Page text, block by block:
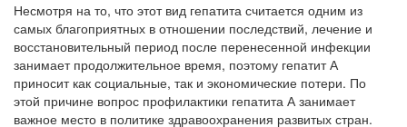
Несмотря на то, что этот вид гепатита считается одним из
самых благоприятных в отношении последствий, лечение и
восстановительный период после перенесенной инфекции
занимает продолжительное время, поэтому гепатит А
приносит как социальные, так и экономические потери. По
этой причине вопрос профилактики гепатита А занимает
важное место в политике здравоохранения развитых стран.